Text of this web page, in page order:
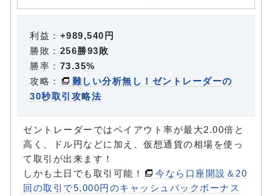
利益： +989,540円
勝敗： 256勝93敗
勝率： 73.35%
攻略：
難しい分析無し！ゼントレーダーの
30秒取引攻略法
ゼントレーダーではペイアウト率が最大2.00倍と
高く、ドル円などに加え、仮想通貨の相場を使っ
て取引が出来ます！
しかも土日でも取引可能！
今なら口座開設＆20
回の取引で5,000円のキャッシュバックボーナス